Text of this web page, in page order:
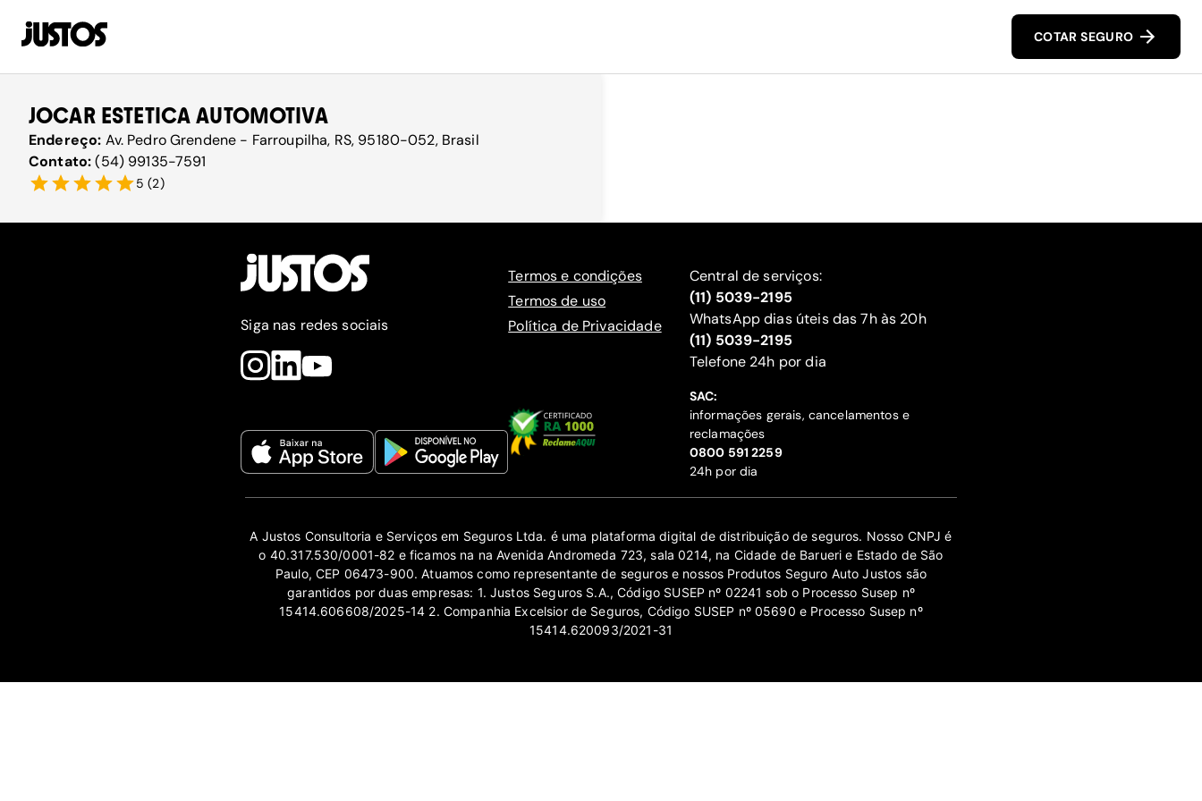
COTAR SEGURO
JOCAR ESTETICA AUTOMOTIVA
Endereço: Av. Pedro Grendene - Farroupilha, RS, 95180-052, Brasil
Contato:(54) 99135-7591
5 (2)
Siga nas redes sociais
Termos e condições
Termos de uso
Política de Privacidade
Central de serviços:
(11) 5039-2195
WhatsApp dias úteis das 7h às 20h
(11) 5039-2195
‍Telefone 24h por dia
SAC:
informações gerais, cancelamentos e
reclamações
‍0800 591 2259
24h por dia
A Justos Consultoria e Serviços em Seguros Ltda. é uma plataforma digital de distribuição de seguros. Nosso CNPJ é
o 40.317.530/0001-82 e ficamos na na Avenida Andromeda 723, sala 0214, na Cidade de Barueri e Estado de São
Paulo, CEP 06473-900. Atuamos como representante de seguros e nossos Produtos Seguro Auto Justos são
garantidos por duas empresas: 1. Justos Seguros S.A., Código SUSEP nº 02241 sob o Processo Susep nº
15414.606608/2025-14 2. Companhia Excelsior de Seguros, Código SUSEP nº 05690 e Processo Susep nº
15414.620093/2021-31